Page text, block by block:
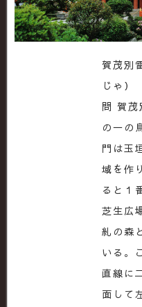
賀茂別
じゃ
問 賀
の一の
門は玉
域を作
ると１
芝生広
糺の森
いる。
直線に
面して